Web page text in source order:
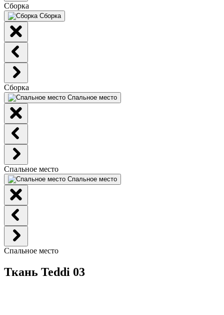
Сборка
Сборка
Сборка
Спальное место
Спальное место
Спальное место
Спальное место
Ткань Teddi 03